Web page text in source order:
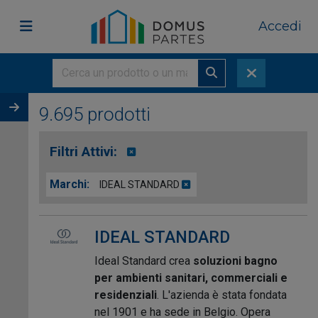
Accedi
9.695 prodotti
Filtri Attivi:
Marchi: IDEAL STANDARD
IDEAL STANDARD
Ideal Standard crea soluzioni bagno
per ambienti sanitari, commerciali e
residenziali. L'azienda è stata fondata
nel 1901 e ha sede in Belgio. Opera